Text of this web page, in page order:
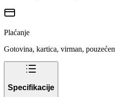
Plaćanje
Gotovina, kartica, virman,
Specifikacije